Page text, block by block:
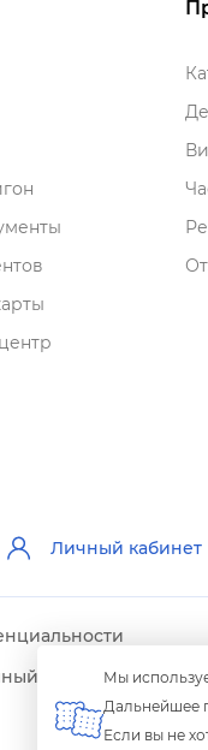
Мы
Дальнейшее
Если вы не
Личный кабинет
центр» 2003-2026